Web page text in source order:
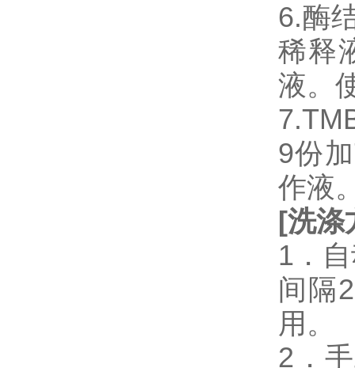
6.酶
稀释
液。
9份
作液
[洗涤
1．
间隔
用。
2．